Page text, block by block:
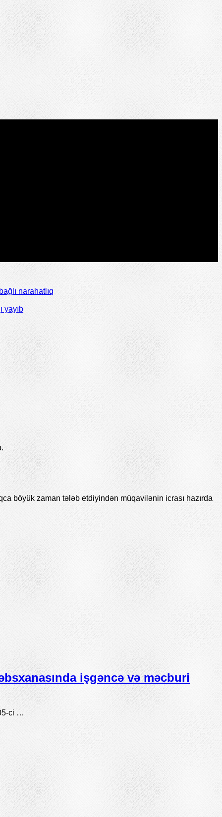
narahatlıq
yayıb
böyük zaman tələb etdiyindən müqavilənin icrası hazırda
işgəncə və məcburi
ci …